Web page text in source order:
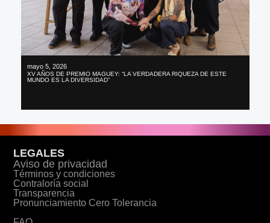
mayo 5, 2026
XV AÑOS DE PREMIO MAGUEY: “LA VERDADERA RIQUEZA DE ESTE
MUNDO ES LA DIVERSIDAD”
LEGALES
Aviso de privacidad
Términos y condiciones
Contraloría social
Transparencia
Pronunciamiento Cero Tolerancia